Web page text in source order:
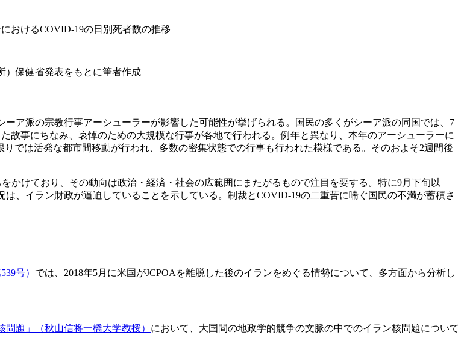
おけるCOVID-19の日別死者数の推移
）保健省発表をもとに筆者作成
ア派の宗教行事アーシューラーが影響した可能性が挙げられる。国民の多くがシーア派の同国では、7
故事にちなみ、哀悼のための大規模な行事が各地で行われる。例年と異なり、本年のアーシューラーに
では活発な都市間移動が行われ、多数の密集状態での行事も行われた模様である。そのおよそ2週間後
けており、その動向は政治・経済・社会の広範囲にまたがるもので注目を要する。特に9月下旬以
、イラン財政が逼迫していることを示している。制裁とCOVID-19の二重苦に喘ぐ国民の不満が蓄積さ
号） では、2018年5月に米国がJCPOAを離脱した後のイランをめぐる情勢について、多方面から分析し
題」（秋山信将一橋大学教授） において、大国間の地政学的競争の文脈の中でのイラン核問題について